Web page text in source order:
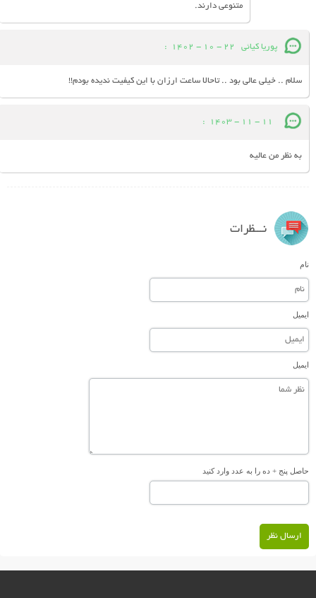
متنوعی دارند.
پوریا کیائی 22 - 10 - 1402
:
سلام .. خیلی عالی بود .. تاحالا ساعت ارزان با این کیفیت ندیده بودم!!
11 - 11 - 1403
:
به نظر من عالیه
نـــظرات
نام
ایمیل
ایمیل
حاصل پنج + ده را به عدد وارد کنید
ارسال نظر